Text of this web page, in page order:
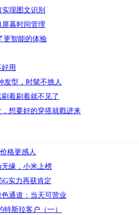
现图文识别
幕时间管理
更智能的体验
用
发型，时髦不挑人
着刷着就不见了
想要好的穿搭就戳进来
格更感人
缘，小米上榜
实力再获肯定
通道：当天可营业
斯拉客户（一）